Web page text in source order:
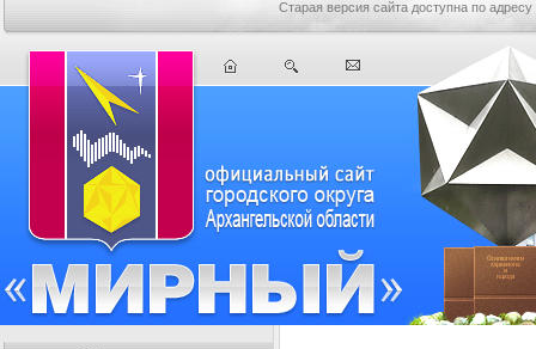
Старая версия сайта доступна по адресу